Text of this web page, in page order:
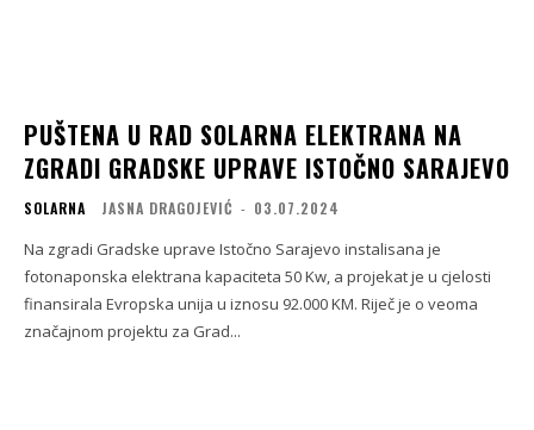
PUŠTENA U RAD SOLARNA ELEKTRANA NA
ZGRADI GRADSKE UPRAVE ISTOČNO SARAJEVO
SOLARNA JASNA DRAGOJEVIĆ - 03.07.2024
Na zgradi Gradske uprave Istočno Sarajevo instalisana je
fotonaponska elektrana kapaciteta 50 Kw, a projekat je u cjelosti
finansirala Evropska unija u iznosu 92.000 KM. Riječ je o veoma
značajnom projektu za Grad...